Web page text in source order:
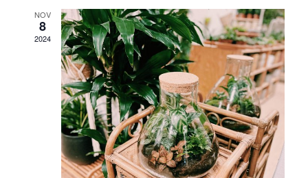
de
vues
NOV
8
2024